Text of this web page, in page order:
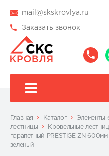
mail@skskrovlya.ru
Заказать звонок
Главная Каталог Элементы
лестницы
Кровельные
парапетный PRESTIGE ZN
зеленый